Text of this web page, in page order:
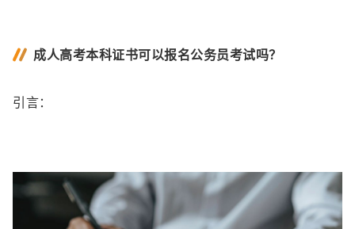
成人高考本科证书可以报名公务员考试吗？
引言：